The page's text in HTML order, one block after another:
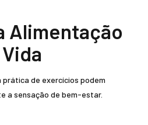
Alimentação
de exercícios podem
a sensação de bem-estar.